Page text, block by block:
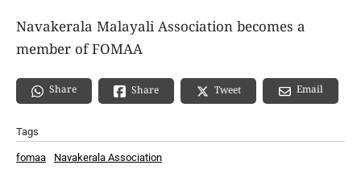
Navakerala Malayali Association becomes a
member of FOMAA
Share Share Tweet Email
Tags
fomaa Navakerala Association